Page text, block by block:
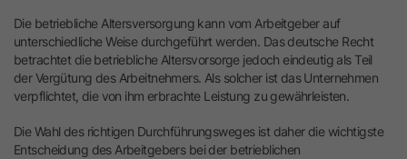
Die betriebliche Altersversorgung kann vom Arbeitgeber auf
unterschiedliche Weise durchgeführt werden. Das deutsche Recht
betrachtet die betriebliche Altersvorsorge jedoch eindeutig als Teil
der Vergütung des Arbeitnehmers. Als solcher ist das Unternehmen
verpflichtet, die von ihm erbrachte Leistung zu gewährleisten.
Die Wahl des richtigen Durchführungsweges ist daher die wichtigste
Entscheidung des Arbeitgebers bei der betrieblichen